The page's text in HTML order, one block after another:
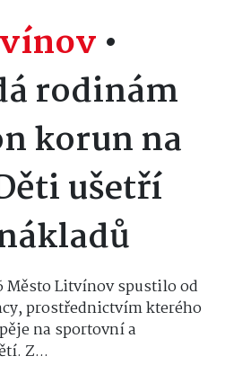
•
rodinám
korun na
ušetří
Město Litvínov spustilo od
prostřednictvím kterého
na sportovní a
Z...